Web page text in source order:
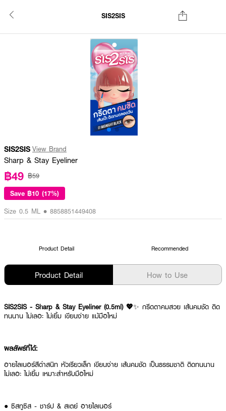
SIS2SIS
SIS2SIS View Brand
Sharp & Stay Eyeliner
฿49 ฿59
Save ฿10 (17%)
Size 0.5 ML • 8858851449408
Product Detail Recommended
Product Detail How to Use
SIS2SIS - Sharp & Stay Eyeliner (0.5ml) 💖✨ กรีดตาคมสวย เส้นคมชัด ติด
ทนนาน ไม่เลอะ ไม่เยิ้ม เขียนง่าย แม้มือใหม่
ผลลัพธ์ที่ได้:
อายไลเนอร์สีดำสนิท หัวเรียวเล็ก เขียนง่าย เส้นคมชัด เป็นธรรมชาติ ติดทนนาน
ไม่เลอะ ไม่เยิ้ม เหมาะสำหรับมือใหม่
● ซิสทูซิส - ชาร์ป & สเตย์ อายไลเนอร์